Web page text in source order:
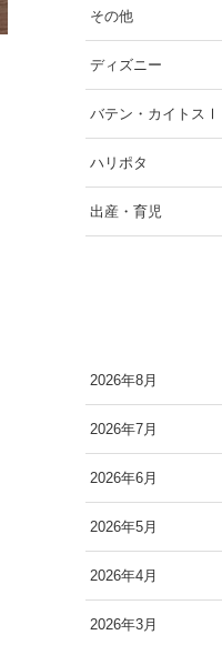
その他
ディズニー
バテン・カイトスⅠ
ハリポタ
出産・育児
2026年8月
2026年7月
2026年6月
2026年5月
2026年4月
2026年3月